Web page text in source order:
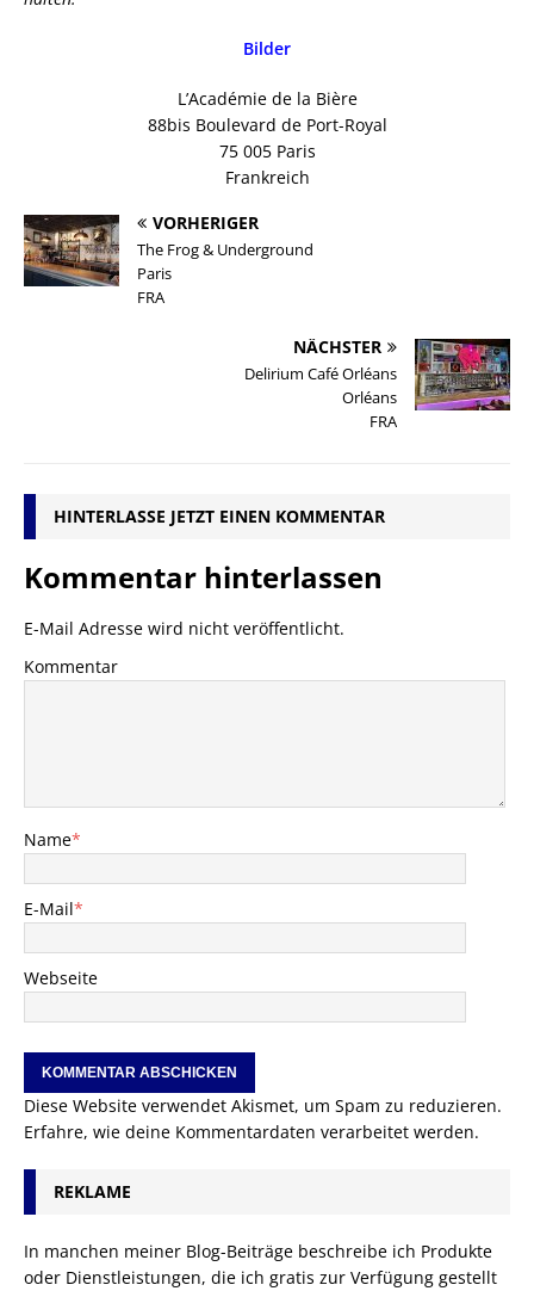
Bilder
L’Académie de la Bière
88bis Boulevard de Port-Royal
75 005 Paris
Frankreich
VORHERIGER
The Frog & Underground
Paris
FRA
NÄCHSTER
Delirium Café Orléans
Orléans
FRA
HINTERLASSE JETZT EINEN KOMMENTAR
Kommentar hinterlassen
E-Mail Adresse wird nicht veröffentlicht.
Kommentar
Name*
E-Mail*
Webseite
Diese Website verwendet Akismet, um Spam zu reduzieren.
Erfahre, wie deine Kommentardaten verarbeitet werden.
REKLAME
In manchen meiner Blog-Beiträge beschreibe ich Produkte
oder Dienstleistungen, die ich gratis zur Verfügung gestellt